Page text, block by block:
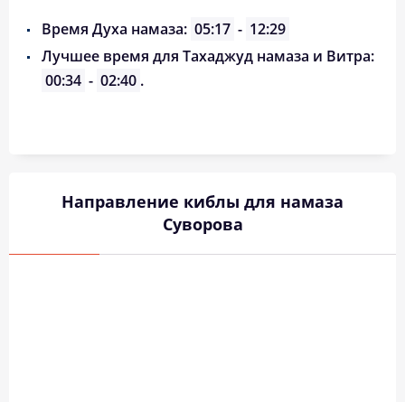
Время Духа намаза: 05:17 - 12:29
Лучшее время для Тахаджуд намаза и Витра:
00:34 - 02:40 .
Направление киблы для намаза
Суворова